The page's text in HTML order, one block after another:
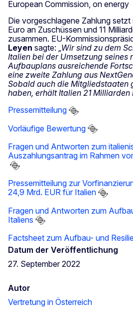
Die vorgeschlagene Zahlung setzt
Euro an Zuschüssen und 11
zusammen. EU-
Leyen sagte: „Wir sind zu dem
Italien bei der Umsetzung seines
Aufbauplans ausreichende
eine zweite Zahlung aus
Sobald auch die Mitgliedstaaten
haben, erhält Italien 21 Milliarden
Pressemitteilung
Vorläufige Bewertung
Fragen und Antworten zum
Auszahlungsantrag im Rahmen
Pressemitteilung zur
24,9 Mrd. EUR für Italien
Fragen und Antworten zum
Italiens
Factsheet zum Aufbau- und
Datum der Veröffentlichung
27. September 2022
Autor
Vertretung in Österreich